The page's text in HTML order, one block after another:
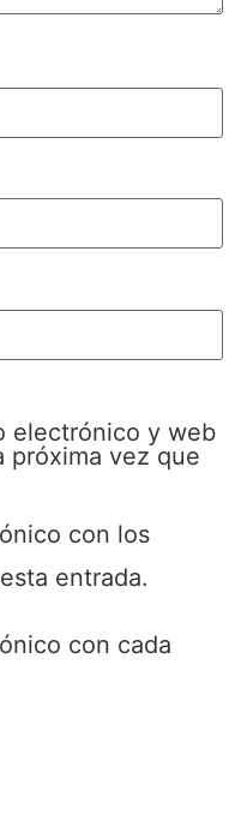
electrónico y web
próxima vez que
con los
entrada.
con cada